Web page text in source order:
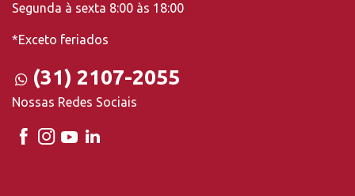
Segunda à sexta 8:00 às 18:00
*Exceto feriados
(31) 2107-2055
Nossas Redes Sociais